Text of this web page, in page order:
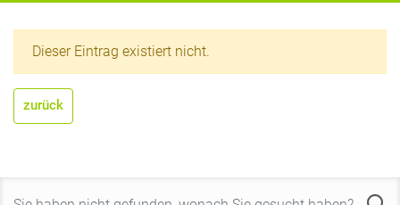
Dieser Eintrag existiert nicht.
zurück